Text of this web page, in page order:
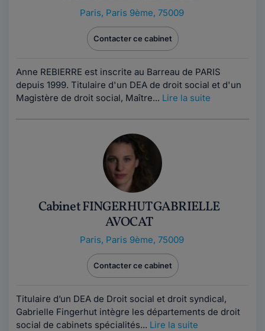
Paris, Paris 9ème, 75009
Contacter ce cabinet
Anne REBIERRE est inscrite au Barreau de PARIS
depuis 1999. Titulaire d'un DEA de droit social et d'un
Magistère de droit social, Maître... Lire la suite
Cabinet FINGERHUT GABRIELLE
AVOCAT
Paris, Paris 9ème, 75009
Contacter ce cabinet
Titulaire d’un DEA de Droit social et droit syndical,
Gabrielle Fingerhut intègre les départements de droit
social de cabinets spécialités... Lire la suite